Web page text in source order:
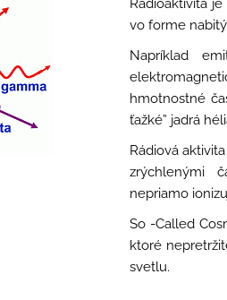
Rádioaktivita
vo forme
Napríklad
hmotnostné
ťažké” jadrá
Rádiová
zrýchlenými
nepriamo
So -Called
ktoré
svetlu.